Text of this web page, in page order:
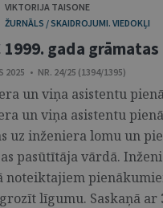
VIKTORIJA TAISONE
ŽURNĀLS / SKAIDROJUMI. VIEDOKĻI
1999. gada
2025 • NR. 24/25 (1394/1395)
un viņa asistentu
un viņa asistentu
uz inženiera lomu un
pasūtītāja vārdā.
noteiktajiem
līgumu. Saskaņā ar